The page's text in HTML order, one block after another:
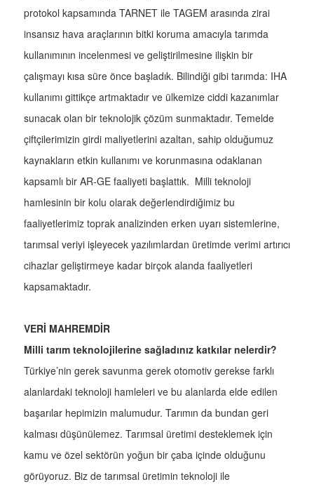
protokol kapsamında TARNET ile TAGEM arasında zirai
insansız hava araçlarının bitki koruma amacıyla tarımda
kullanımının incelenmesi ve geliştirilmesine ilişkin bir
çalışmayı kısa süre önce başladık. Bilindiği gibi tarımda: IHA
kullanımı gittikçe artmaktadır ve ülkemize ciddi kazanımlar
sunacak olan bir teknolojik çözüm sunmaktadır. Temelde
çiftçilerimizin girdi maliyetlerini azaltan, sahip olduğumuz
kaynakların etkin kullanımı ve korunmasına odaklanan
kapsamlı bir AR-GE faaliyeti başlattık. Milli teknoloji
hamlesinin bir kolu olarak değerlendirdiğimiz bu
faaliyetlerimiz toprak analizinden erken uyarı sistemlerine,
tarımsal veriyi işleyecek yazılımlardan üretimde verimi artırıcı
cihazlar geliştirmeye kadar birçok alanda faaliyetleri
kapsamaktadır.
VERİ MAHREMDİR
Milli tarım teknolojilerine sağladınız katkılar nelerdir?
Türkiye’nin gerek savunma gerek otomotiv gerekse farklı
alanlardaki teknoloji hamleleri ve bu alanlarda elde edilen
başarılar hepimizin malumudur. Tarımın da bundan geri
kalması düşünülemez. Tarımsal üretimi desteklemek için
kamu ve özel sektörün yoğun bir çaba içinde olduğunu
görüyoruz. Biz de tarımsal üretimin teknoloji ile